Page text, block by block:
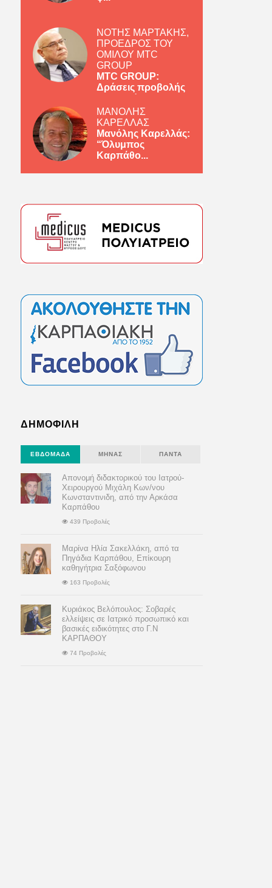
ΝΟΤΗΣ ΜΑΡΤΑΚΗΣ,
ΠΡΟΕΔΡΟΣ ΤΟΥ
ΟΜΙΛΟΥ MTC
GROUP
MTC GROUP:
Δράσεις προβολής
ΜΑΝΟΛΗΣ
ΚΑΡΕΛΛΑΣ
Μανόλης Καρελλάς:
“Όλυμπος
Καρπάθο...
ΔΗΜΟΦΙΛΗ
ΕΒΔΟΜΆΔΑ ΜΉΝΑΣ ΠΆΝΤΑ
Απονομή διδακτορικού του Ιατρού-
Χειρουργού Μιχάλη Κων/νου
Κωνσταντινιδη, από την Αρκάσα
Καρπάθου
439 Προβολές
Μαρίνα Ηλία Σακελλάκη, από τα
Πηγάδια Καρπάθου, Επίκουρη
καθηγήτρια Σαξόφωνου
163 Προβολές
Κυριάκος Βελόπουλος: Σοβαρές
ελλείψεις σε Ιατρικό προσωπικό και
βασικές ειδικότητες στο Γ.Ν
ΚΑΡΠΑΘΟΥ
74 Προβολές